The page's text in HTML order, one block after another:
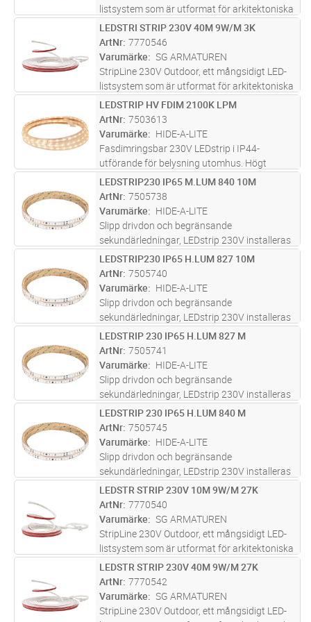
listsystem som är utformat för arkitektoniska
ljuseffekter på tak och fasader, funktionell
belysning i parkeringsgarage, under
trappräcken eller dekorativ t...läs mer
ST Lägg i kundvagn
LEDSTRI STRIP 230V 40M 9W/M 3K
ArtNr 7770546
Varumärke
SG ARMATUREN
StripLine 230V Outdoor, ett mångsidigt LED-
listsystem som är utformat för arkitektoniska
ljuseffekter på tak och fasader, funktionell
belysning i parkeringsgarage, under
trappräcken eller dekorativ t
M Lägg i kundvagn
LEDSTRIP HV FDIM 2100K LPM
ArtNr 7503613
Varumärke
HIDE-A-LITE
Fasdimringsbar 230V LEDstrip i IP44-
utförande för belysning utomhus. Högt
ljusflöde och mycket god färgåtergivning,
RA>90, två färgtemperaturer, 2100K och
3000K. För effektfull och dold belysning
t.e...läs mer
ST Lägg i kundvagn
LEDSTRIP230 IP65 M.LUM 840 10M
ArtNr 7505738
Varumärke
HIDE-A-LITE
Slipp drivdon och begränsande
sekundärledningar, LEDstrip 230V installeras
och ansluts direkt till 230V, med
kapningsintervall på endast 10 cm. LEDstrip
230V skapar en jämn ljuslinje utan avbrott
och...läs mer
ST Lägg i kundvagn
LEDSTRIP230 IP65 H.LUM 827 10M
ArtNr 7505740
Varumärke
HIDE-A-LITE
Slipp drivdon och begränsande
sekundärledningar, LEDstrip 230V installeras
och ansluts direkt till 230V, med
kapningsintervall på endast 10 cm. LEDstrip
230V skapar en jämn ljuslinje utan avbrott
och...läs mer
M Lägg i kundvagn
LEDSTRIP 230 IP65 H.LUM 827 M
ArtNr 7505741
Varumärke
HIDE-A-LITE
Slipp drivdon och begränsande
sekundärledningar, LEDstrip 230V installeras
och ansluts direkt till 230V, med
kapningsintervall på endast 10 cm. LEDstrip
230V skapar en jämn ljuslinje utan avbrott
och...läs mer
M Lägg i kundvagn
LEDSTRIP 230 IP65 H.LUM 840 M
ArtNr 7505745
Varumärke
HIDE-A-LITE
Slipp drivdon och begränsande
sekundärledningar, LEDstrip 230V installeras
och ansluts direkt till 230V, med
kapningsintervall på endast 10 cm. LEDstrip
230V skapar en jämn ljuslinje utan avbrott
och...läs mer
ST Lägg i kundvagn
LEDSTR STRIP 230V 10M 9W/M 27K
ArtNr 7770540
Varumärke
SG ARMATUREN
StripLine 230V Outdoor, ett mångsidigt LED-
listsystem som är utformat för arkitektoniska
ljuseffekter på tak och fasader, funktionell
belysning i parkeringsgarage, under
trappräcken eller dekorativ t...läs mer
ST Lägg i kundvagn
LEDSTR STRIP 230V 40M 9W/M 27K
ArtNr 7770542
Varumärke
SG ARMATUREN
StripLine 230V Outdoor, ett mångsidigt LED-